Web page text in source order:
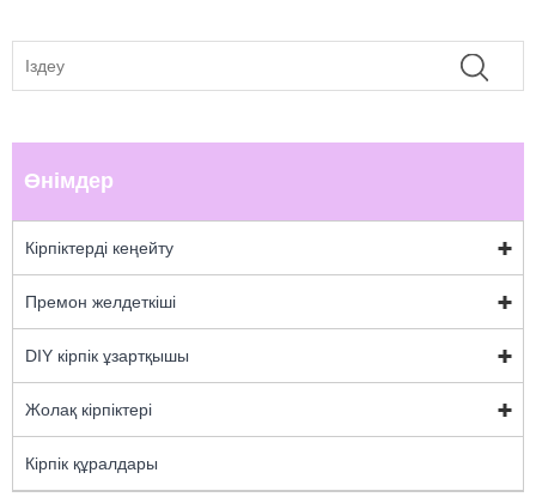
Өнімдер
Кірпіктерді кеңейту
Премон желдеткіші
DIY кірпік ұзартқышы
Жолақ кірпіктері
Кірпік құралдары